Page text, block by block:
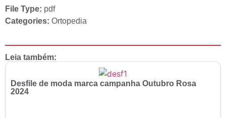
File Type: pdf
Categories: Ortopedia
Leia também:
Desfile de moda marca campanha Outubro Rosa
2024